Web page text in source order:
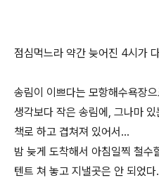
점심먹느라 약간 늦어진 4시가
송림이 이쁘다는 모항해수욕장
생각보다 작은 송림에, 그나마
책로 하고 겹쳐져 있어서...
밤 늦게 도착해서 아침일찍 철수
텐트 쳐 놓고 지낼곳은 안 되었다.